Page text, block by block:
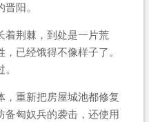
阳。
着荆棘，到处是一片荒
已经饿得不像样子了。
，重新把房屋城池都修复
备匈奴兵的袭击，还使用